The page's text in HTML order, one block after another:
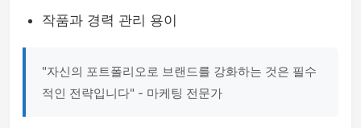
작품과 경력 관리 용이
"자신의 포트폴리오로 브랜드를 강화하는 것은 필수
적인 전략입니다" - 마케팅 전문가